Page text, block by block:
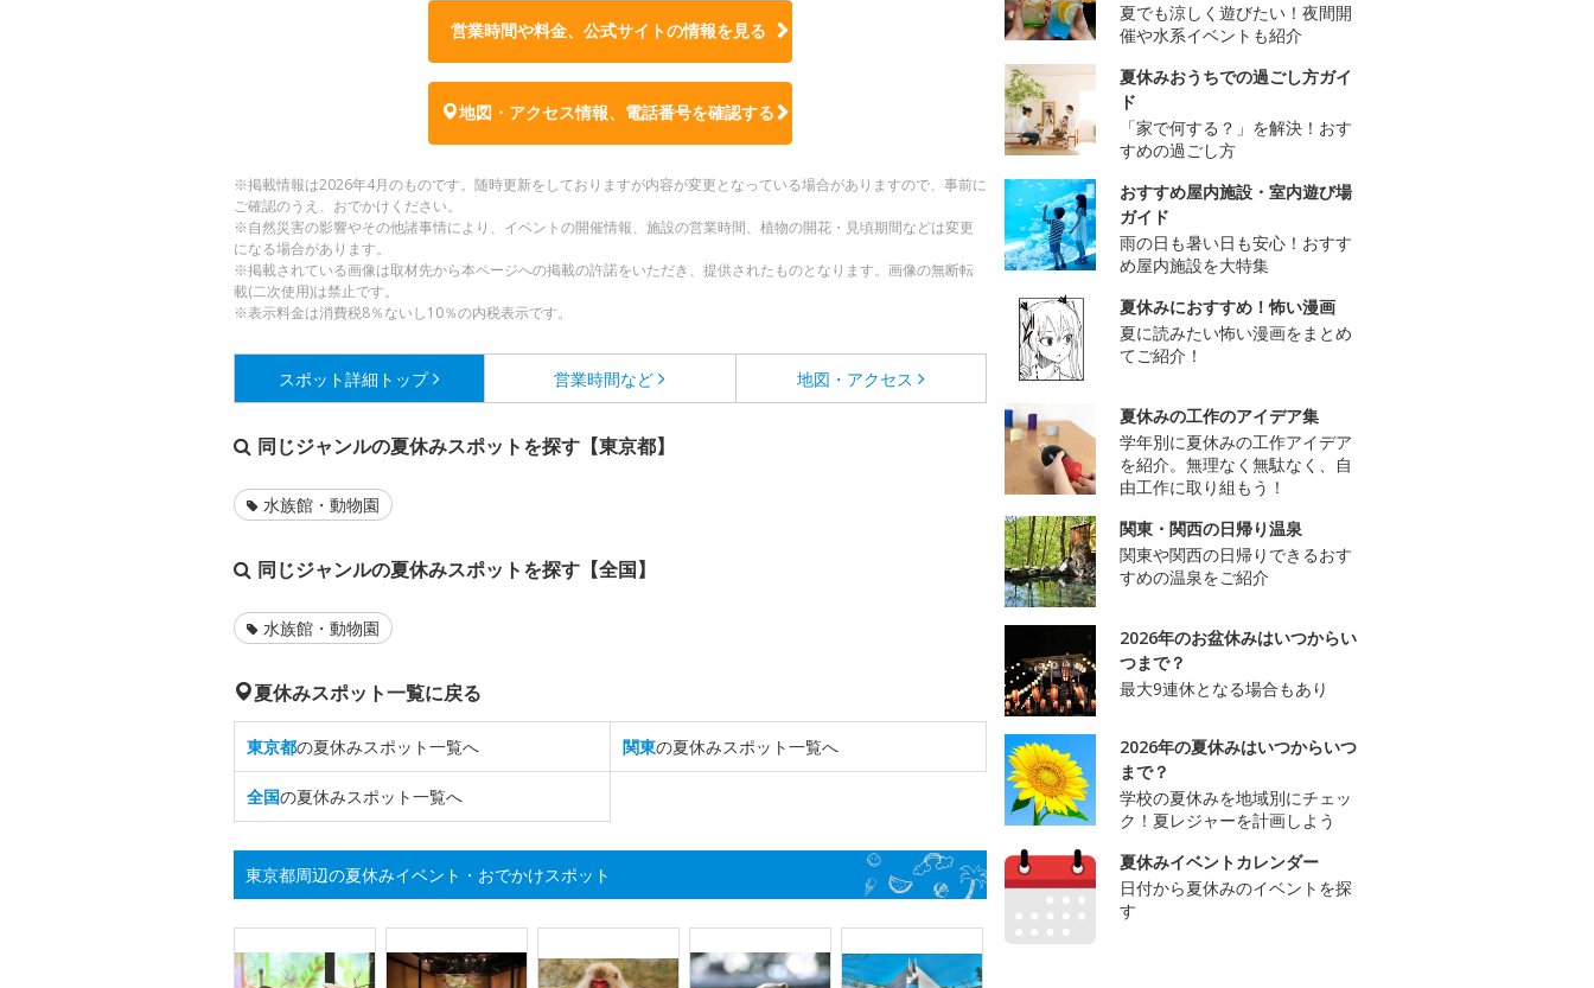
営業時間や料金、公式サイトの情報を見る
地図・アクセス情報、電話番号を確認する
※掲載情報は2026年4月のものです。随時更新をしておりますが内容が変更となっている場合がありますので、事前に
ご確認のうえ、おでかけください。
※自然災害の影響やその他諸事情により、イベントの開催情報、施設の営業時間、植物の開花・見頃期間などは変更
になる場合があります。
※掲載されている画像は取材先から本ページへの掲載の許諾をいただき、提供されたものとなります。画像の無断転
載(二次使用)は禁止です。
※表示料金は消費税8％ないし10％の内税表示です。
スポット詳細 トップ 営業時間など 地図・アクセス
同じジャンルの夏休みスポットを探す【東京都】
水族館・動物園
同じジャンルの夏休みスポットを探す【全国】
水族館・動物園
夏休みスポット一覧に戻る
東京都の夏休みスポット一覧へ 関東の夏休みスポット一覧へ
全国の夏休みスポット一覧へ
東京都周辺の夏休みイベント・おでかけスポット
夏でも涼しく遊びたい！夜間開
催や水系イベントも紹介
夏休みおうちでの過ごし方ガイ
ド
「家で何する？」を解決！おす
すめの過ごし方
おすすめ屋内施設・室内遊び場
ガイド
雨の日も暑い日も安心！おすす
め屋内施設を大特集
夏休みにおすすめ！怖い漫画
夏に読みたい怖い漫画をまとめ
てご紹介！
夏休みの工作のアイデア集
学年別に夏休みの工作アイデア
を紹介。無理なく無駄なく、自
由工作に取り組もう！
関東・関西の日帰り温泉
関東や関西の日帰りできるおす
すめの温泉をご紹介
2026年のお盆休みはいつからい
つまで？
最大9連休となる場合もあり
2026年の夏休みはいつからいつ
まで？
学校の夏休みを地域別にチェッ
ク！夏レジャーを計画しよう
夏休みイベントカレンダー
日付から夏休みのイベントを探
す